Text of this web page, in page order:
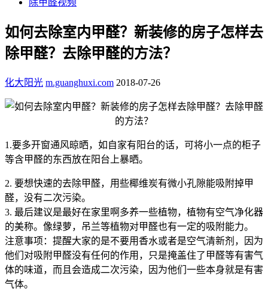
除甲醛视频
如何去除室内甲醛？新装修的房子怎样去
除甲醛？去除甲醛的方法？
化大阳光 m.guanghuxi.com 2018-07-26
1.要多开窗通风晾晒，如自家有阳台的话，可将小一点的柜子
等含甲醛的东西放在阳台上暴晒。
2. 要想快速的去除甲醛，用些椰维炭有微小孔隙能吸附掉甲
醛，没有二次污染。
3. 最后建议是最好在家里啊多养一些植物，植物有空气净化器
的美称。像绿萝，吊兰等植物对甲醛也有一定的吸附能力。
注意事项：提醒大家的是不要用香水或者是空气清新剂，因为
他们对吸附甲醛没有任何的作用，只是掩盖住了甲醛等有害气
体的味道，而且会造成二次污染，因为他们一些本身就是有害
气体。